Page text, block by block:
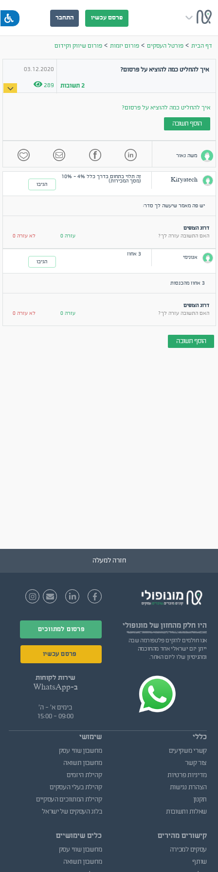
פרסם עכשיו התחבר
דף הבית >פורטל העסקים >פורום יזמות >פורום שיווק וקידום
איך להחליט כמה להוציא על פרסום?
2תשובות
03.12.2020
289
איך להחליט כמה להוציא על פרסום?
הוסף תשובה
משה נאור
Kiryatech זה תלוי בתחום בדרך כלל 4% - 10%
(מסך המכירות) הגיבו
יש פה מאמר שיעשה לך סדר:
דרוג הצופים
האם התשובה עזרה לך?
עזרה 0 לא עזרה 0
אנונימי
3 אחוז
הגיבו
3 אחוז מהכנסות
דרוג הצופים
האם התשובה עזרה לך?
עזרה 0 לא עזרה 0
הוסף תשובה
חזרה למעלה
היו חלק מהחזון של מונופולי
אנו חולמים להקים פלטפורמה שבה
ייתן יזם ישראלי אחד מהחוכמה
ומהניסיון שלו ליזם האחר.
פרסום למתווכים
פרסם עכשיו
שירות לקוחות
ב-WhatsApp
בימים א' - ה'
09:00 - 15:00
כללי
קשרי משקיעים
צור קשר
מדיניות פרטיות
הצהרת נגישות
תקנון
שאלות ותשובות
קישורים מהירים
עסקים למכירה
שותף
שימושי
מחשבון שווי עסק
מחשבון תשואה
קהילת היזמים
קהילת בעלי העסקים
קהילת המתווכים העסקיים
בלוג העסקים של ישראל
כלים שימושיים
מחשבון שווי עסק
מחשבון תשואה